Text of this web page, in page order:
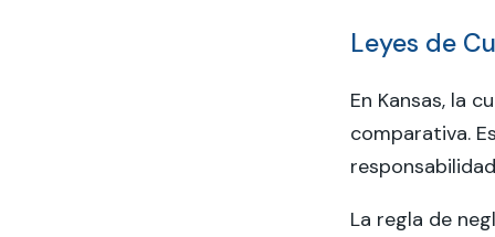
Leyes de
En Kansas, la
comparativa.
La regla de